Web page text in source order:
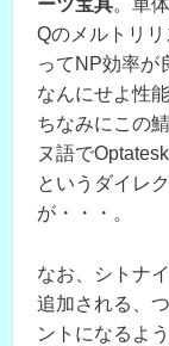
ーツ宝具。単
Qのメルトリ
ってNP効率が
なんにせよ性
ちなみにこの
ヌ語で
というダイレ
が・・・。
なお、シトナ
追加される、
ントになるよ